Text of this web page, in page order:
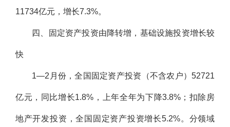
11734亿元，增长7.3%。
四、固定资产投资由降转增，基础设施投资增长较
快
1—2月份，全国固定资产投资（不含农户）52721
亿元，同比增长1.8%，上年全年为下降3.8%；扣除房
地产开发投资，全国固定资产投资增长5.2%。分领域